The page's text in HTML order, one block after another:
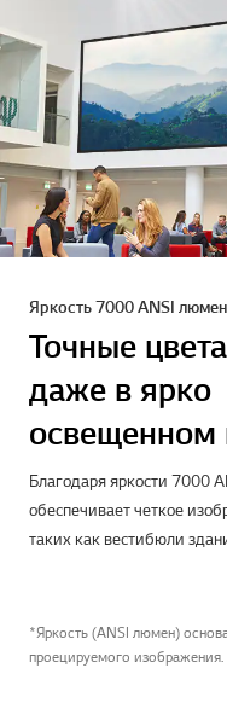
Яркость 7000 ANSI люмен
Точные цвета
даже в ярко
Благодаря яркости 7000
обеспечивает четкое
таких как вестибюли
*Яркость (ANSI люмен)
проецируемого изображения.